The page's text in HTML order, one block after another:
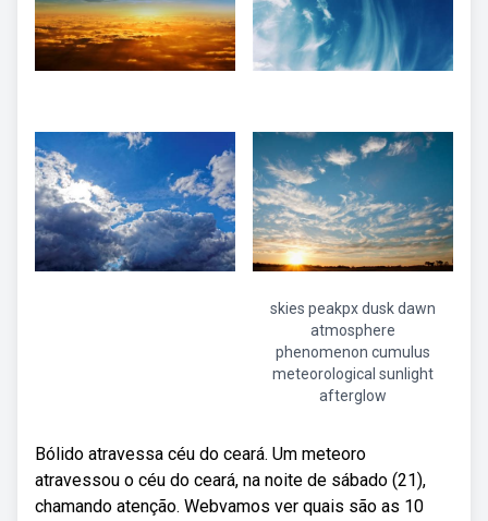
skies peakpx dusk dawn
atmosphere
phenomenon cumulus
meteorological sunlight
afterglow
Bólido atravessa céu do ceará. Um meteoro
atravessou o céu do ceará, na noite de sábado (21),
chamando atenção. Webvamos ver quais são as 10